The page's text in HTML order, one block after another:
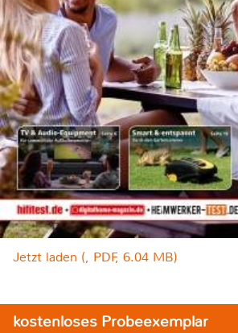
Jetzt laden (, PDF, 6.04 MB)
kostenloses Probeexemplar